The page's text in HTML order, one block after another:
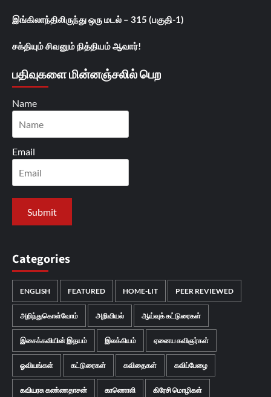
இங்கிலாந்திலிருந்து ஒரு மடல் – 315 (பகுதி-1)
சக்தியும் சிவனும் நித்தியம் ஆவார்!
பதிவுகளை மின்னஞ்சலில் பெற
Name
Email
Categories
ENGLISH FEATURED HOME-LIT PEER REVIEWED
அறிந்துகொள்வோம் அறிவியல் ஆய்வுக் கட்டுரைகள்
இசைக்கவியின் இதயம் இலக்கியம் ஏனைய கவிஞர்கள்
ஓவியங்கள் கட்டுரைகள் கவிதைகள் கவிப்பேழை
கவியரசு கண்ணதாசன் காணொலி கிரேசி மொழிகள்